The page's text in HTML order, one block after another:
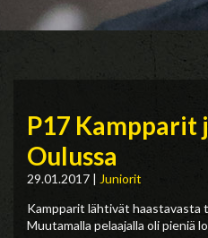
P17
Oulussa
29.01.2017 | Juniorit
Kampparit lähtivät
Muutamalla pelaajalla oli pieniä